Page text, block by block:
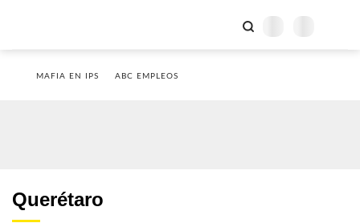
MAFIA EN IPS ABC EMPLEOS
Querétaro